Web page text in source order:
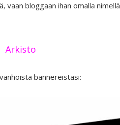
bloggaan ihan omalla
Arkisto
bannereistasi: